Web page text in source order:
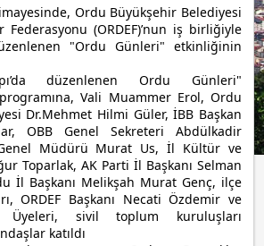
Ordu Büyükşehir Belediyesi
(ORDEF)’nun iş birliğiyle
"Ordu Günleri" etkinliğinin
düzenlenen Ordu Günleri"
Vali Muammer Erol, Ordu
Dr.Mehmet Hilmi Güler, İBB Başkan
OBB Genel Sekreteri Abdülkadir
Müdürü Murat Us, İl Kültür ve
Toparlak, AK Parti İl Başkanı Selman
İl Başkanı Melikşah Murat Genç, ilçe
ORDEF Başkanı Necati Özdemir ve
Üyeleri, sivil toplum kuruluşları
katıldı